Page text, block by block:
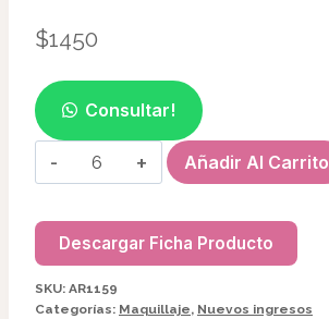
$1450
Consultar!
BRILLO
LABIAL
4ANGELS
AR1159
cantidad
Añadir Al Carrito
Descargar Ficha Producto
SKU: AR1159
Categorías: Maquillaje, Nuevos ingresos